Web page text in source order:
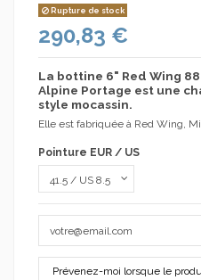
Rupture de stock
290,83 €
La bottine 6" Red Wing
Alpine Portage est une
style mocassin.
Elle est fabriquée à Red Wing,
Pointure EUR / US